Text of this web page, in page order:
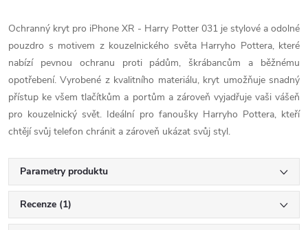
Ochranný kryt pro iPhone XR - Harry Potter 031 je stylové a odolné
pouzdro s motivem z kouzelnického světa Harryho Pottera, které
nabízí pevnou ochranu proti pádům, škrábancům a běžnému
opotřebení. Vyrobené z kvalitního materiálu, kryt umožňuje snadný
přístup ke všem tlačítkům a portům a zároveň vyjadřuje vaši vášeň
pro kouzelnický svět. Ideální pro fanoušky Harryho Pottera, kteří
chtějí svůj telefon chránit a zároveň ukázat svůj styl.
Parametry produktu
Recenze (1)